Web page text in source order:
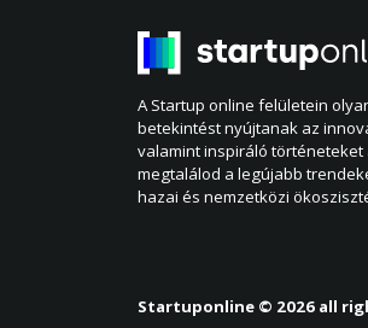
A Startup online felületein
betekintést nyújtanak az
valamint inspiráló
megtalálod a legújabb
hazai és nemzetközi
Startuponline © 2026 all